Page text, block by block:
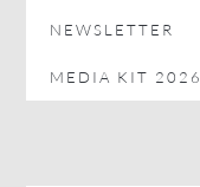
NEWSLETTER
MEDIA KIT 2026